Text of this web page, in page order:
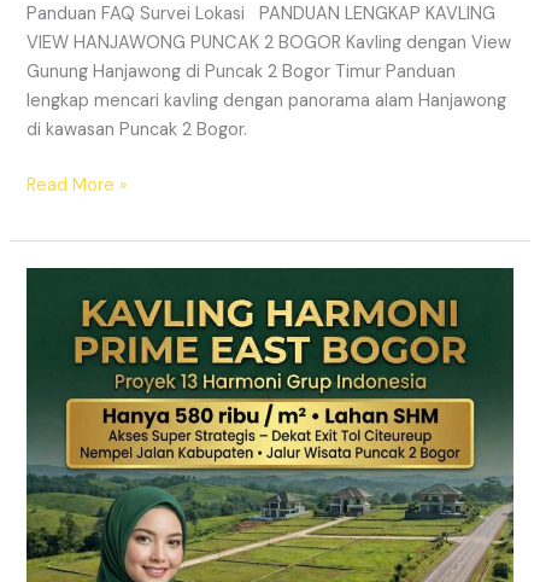
Panduan FAQ Survei Lokasi PANDUAN LENGKAP KAVLING
VIEW HANJAWONG PUNCAK 2 BOGOR Kavling dengan View
Gunung Hanjawong di Puncak 2 Bogor Timur Panduan
lengkap mencari kavling dengan panorama alam Hanjawong
di kawasan Puncak 2 Bogor.
Read More »
Puncak
Jalur
Wisata